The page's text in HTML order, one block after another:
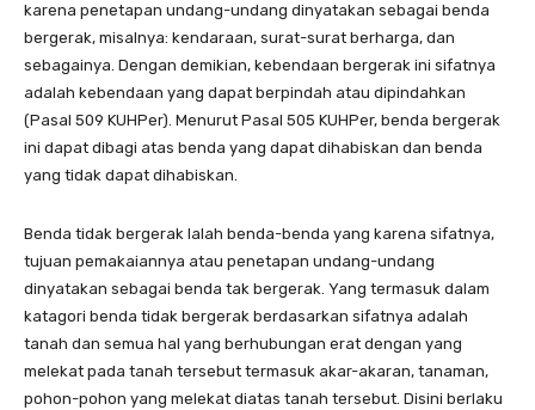
karena penetap­an undang-undang dinyatakan sebagai benda
bergerak, mi­salnya: kendaraan, surat-surat berharga, dan
sebagainya. Dengan demikian, kebendaan bergerak ini sifatnya
adalah kebendaan yang dapat berpindah atau dipindahkan
(Pasal 509 KUHPer). Menurut Pasal 505 KUHPer, benda bergerak
ini dapat dibagi atas benda yang dapat dihabiskan dan benda
yang tidak dapat dihabiskan.
Benda tidak bergerak lalah benda-benda yang karena sifatnya,
tujuan pemakaiannya atau penetapan undang-undang
dinyatakan sebagai benda tak bergerak. Yang termasuk dalam
katagori benda tidak bergerak berdasarkan sifatnya adalah
tanah dan semua hal yang berhubungan erat dengan yang
melekat pada tanah tersebut termasuk akar-akaran, tanaman,
pohon-pohon yang melekat diatas tanah tersebut. Disini berlaku